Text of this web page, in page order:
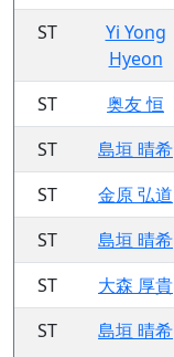
ST
Yi Yong
Hyeon
ST 奥友 恒
ST
島垣 晴希
ST
金原 弘道
ST
島垣 晴希
ST
大森 厚貴
ST
島垣 晴希